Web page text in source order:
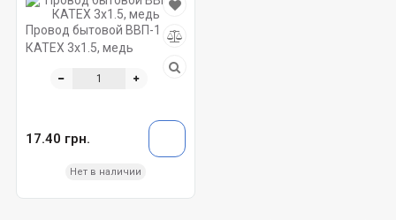
Провод бытовой ВВП-1
КАТЕХ 3х1.5, медь
17.40 грн.
Нет в наличии